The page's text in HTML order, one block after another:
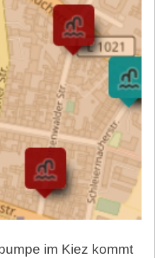
im Kiez kommt